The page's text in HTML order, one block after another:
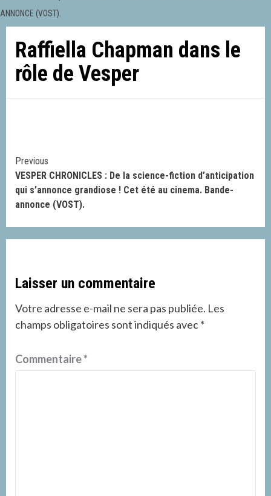
ANNONCE (VOST).
Raffiella Chapman dans le
rôle de Vesper
Continue
Reading
Previous
VESPER CHRONICLES : De la science-fiction d’anticipation
qui s’annonce grandiose ! Cet été au cinema. Bande-
annonce (VOST).
Laisser un commentaire
Votre adresse e-mail ne sera pas publiée. Les
champs obligatoires sont indiqués avec*
Commentaire*